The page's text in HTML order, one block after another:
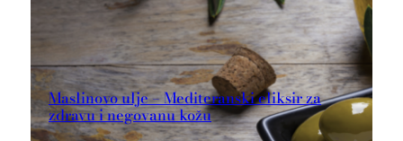
Maslinovo ulje – Mediteranski eliksir za
zdravu i negovanu kožu